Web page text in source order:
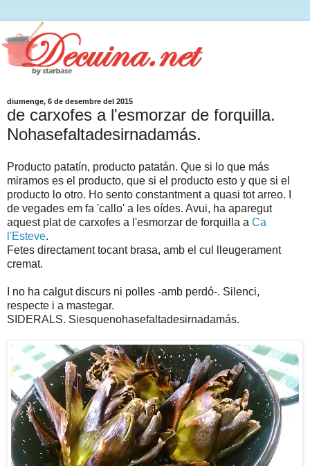
diumenge, 6 de desembre del 2015
de carxofes a l'esmorzar de forquilla.
Nohasefaltadesirnadamás.
Producto patatín, producto patatán. Que si lo que más
miramos es el producto, que si el producto esto y que si el
producto lo otro. Ho sento constantment a quasi tot arreo. I
de vegades em fa 'callo' a les oídes. Avui, ha aparegut
aquest plat de carxofes a l'esmorzar de forquilla a Ca
l'Esteve.
Fetes directament tocant brasa, amb el cul lleugerament
cremat.
I no ha calgut discurs ni polles -amb perdó-. Silenci,
respecte i a mastegar.
SIDERALS. Siesquenohasefaltadesirnadamás.